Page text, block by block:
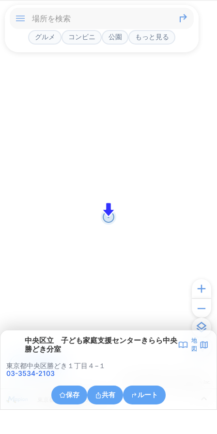
グルメ コンビニ 公園 もっと見る
中央区立 子ども家庭支援センターきらら中央
勝どき分室
地
図
東京都中央区勝どき１丁目４−１
03-3534-2103
保存 共有 ルート
東京都中央区銀座８丁目４
アプリで見る